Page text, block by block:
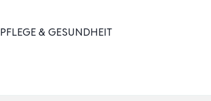
PFLEGE & GESUNDHEIT